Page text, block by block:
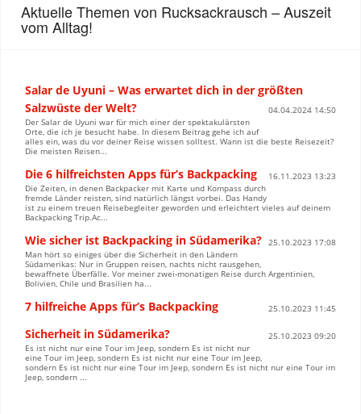
Aktuelle Themen von Rucksackrausch – Auszeit
vom Alltag!
Salar de Uyuni – Was erwartet dich in der größten
Salzwüste der Welt?
04.04.2024 14:50
Der Salar de Uyuni war für mich einer der spektakulärsten
Orte, die ich je besucht habe. In diesem Beitrag gehe ich auf
alles ein, was du vor deiner Reise wissen solltest. Wann ist die beste Reisezeit?
Die meisten Reisen...
Die 6 hilfreichsten Apps für’s Backpacking
16.11.2023 13:23
Die Zeiten, in denen Backpacker mit Karte und Kompass durch
fremde Länder reisten, sind natürlich längst vorbei. Das Handy
ist zu einem treuen Reisebegleiter geworden und erleichtert vieles auf deinem
Backpacking Trip.Ac...
Wie sicher ist Backpacking in Südamerika? 25.10.2023 17:08
Man hört so einiges über die Sicherheit in den Ländern
Südamerikas: Nur in Gruppen reisen, nachts nicht rausgehen,
bewaffnete Überfälle. Vor meiner zwei-monatigen Reise durch Argentinien,
Bolivien, Chile und Brasilien ha...
7 hilfreiche Apps für’s Backpacking 25.10.2023 11:45
Sicherheit in Südamerika?
25.10.2023 09:20
Es ist nicht nur eine Tour im Jeep, sondern Es ist nicht nur
eine Tour im Jeep, sondern Es ist nicht nur eine Tour im Jeep,
sondern Es ist nicht nur eine Tour im Jeep, sondern Es ist nicht nur eine Tour im
Jeep, sondern ...